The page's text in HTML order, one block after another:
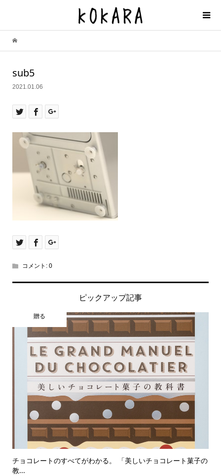
sub5
2021.01.06
コメント: 0
ピックアップ記事
贈る
チョコレートのすべてがわかる。 「美しいチョコレート菓子の
教...